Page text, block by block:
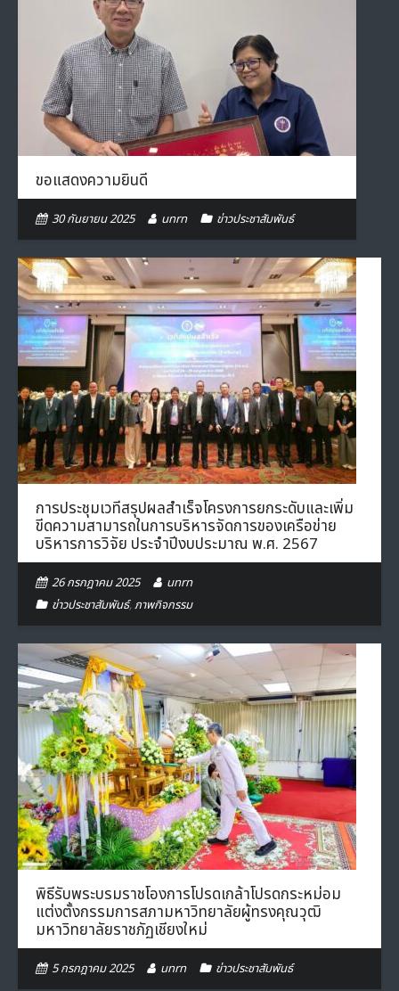
ขอแสดงความยินดี
30 กันยายน 2025 unrn ข่าวประชาสัมพันธ์
การประชุมเวทีสรุปผลสำเร็จโครงการยกระดับและเพิ่ม
ขีดความสามารถในการบริหารจัดการของเครือข่าย
บริหารการวิจัย ประจำปีงบประมาณ พ.ศ. 2567
26 กรกฎาคม 2025
unrn
ข่าวประชาสัมพันธ์,ภาพกิจกรรม
พิธีรับพระบรมราชโองการโปรดเกล้าโปรดกระหม่อม
แต่งตั้งกรรมการสภามหาวิทยาลัยผู้ทรงคุณวุฒิ
มหาวิทยาลัยราชภัฏเชียงใหม่
5 กรกฎาคม 2025 unrn ข่าวประชาสัมพันธ์